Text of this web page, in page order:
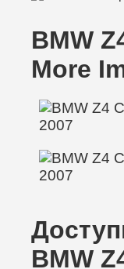
BMW
More
BMW